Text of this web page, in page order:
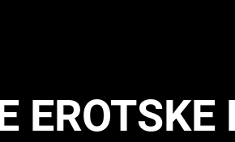
EROTSKE